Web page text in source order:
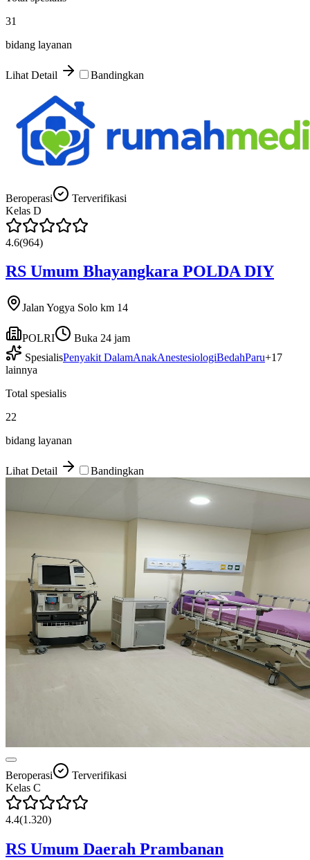
31
bidang layanan
Lihat Detail Bandingkan
Beroperasi
Terverifikasi
Kelas D
4.6(964)
RS Umum Bhayangkara POLDA DIY
Jalan Yogya Solo km 14
POLRI
Buka 24 jam
SpesialisPenyakit DalamAnakAnestesiologiBedahParu+17
lainnya
Total spesialis
22
bidang layanan
Lihat Detail Bandingkan
Beroperasi
Terverifikasi
Kelas C
4.4(1.320)
RS Umum Daerah Prambanan